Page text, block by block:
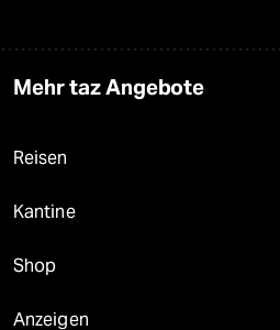
Mehr taz Angebote
Reisen
Kantine
Shop
Anzeigen